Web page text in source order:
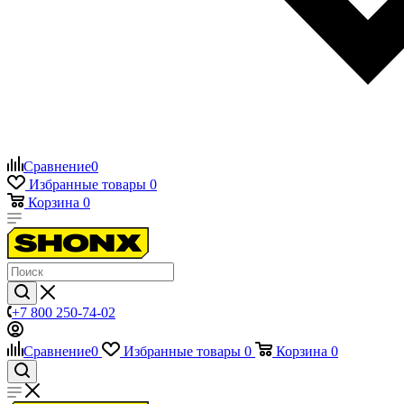
Сравнение0
Избранные товары 0
Корзина 0
+7 800 250-74-02
Сравнение0 Избранные товары 0 Корзина 0